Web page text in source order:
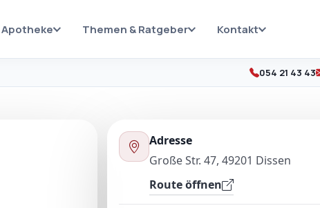
054 21 43 43
Apotheke Themen & Ratgeber Kontakt
Adresse
Große Str. 47, 49201 Dissen
Route öffnen